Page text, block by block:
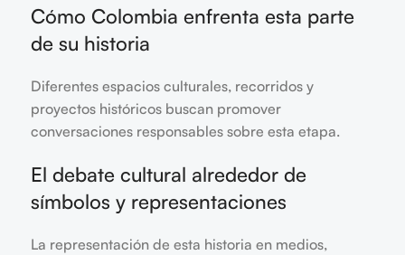
Cómo Colombia enfrenta esta parte
de su historia
Diferentes espacios culturales, recorridos y
proyectos históricos buscan promover
conversaciones responsables sobre esta etapa.
El debate cultural alrededor de
símbolos y representaciones
La representación de esta historia en medios,